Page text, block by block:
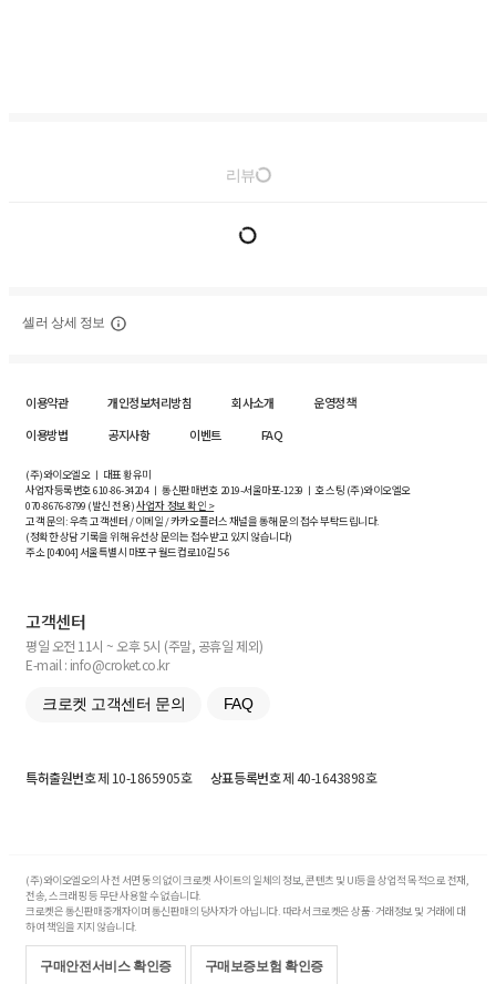
리뷰
셀러 상세 정보
이용약관 개인정보처리방침 회사소개
운영정책
이용방법
공지사항 이벤트 FAQ
(주)와이오엘오 ㅣ 대표 황유미
사업자등록번호610-86-34204ㅣ 통신판매번호 2019-서울마포-1239 ㅣ 호스팅 (주)와이오엘오
070-8676-8799 (발신 전용)사업자 정보 확인 >
고객 문의: 우측 고객센터 / 이메일 / 카카오플러스 채널을 통해 문의 접수 부탁드립니다.
(정확한 상담 기록을 위해 유선상 문의는 접수받고 있지 않습니다)
주소 [04004] 서울특별시 마포구 월드컵로10길5-6
고객센터
평일 오전 11시 ~ 오후 5시 (주말, 공휴일 제외)
E-mail : info@croket.co.kr
크로켓 고객센터 문의 FAQ
특허출원번호제 10-1865905호 상표등록번호제 40-1643898호
(주)와이오엘오의 사전 서면 동의 없이 크로켓 사이트의 일체의 정보, 콘텐츠 및 UI등을 상업적 목적으로 전재,
전송, 스크래핑 등 무단 사용할 수 없습니다.
크로켓은 통신판매중개자이며 통신판매의 당사자가 아닙니다. 따라서 크로켓은 상품·거래정보 및 거래에 대
하여 책임을 지지 않습니다.
구매안전서비스 확인증 구매보증보험 확인증